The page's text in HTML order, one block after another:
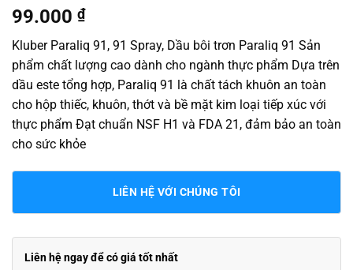
99.000 ₫
Kluber Paraliq 91, 91 Spray, Dầu bôi trơn Paraliq 91 Sản
phẩm chất lượng cao dành cho ngành thực phẩm Dựa trên
dầu este tổng hợp, Paraliq 91 là chất tách khuôn an toàn
cho hộp thiếc, khuôn, thớt và bề mặt kim loại tiếp xúc với
thực phẩm Đạt chuẩn NSF H1 và FDA 21, đảm bảo an toàn
cho sức khỏe
LIÊN HỆ VỚI CHÚNG TÔI
Liên hệ ngay để có giá tốt nhất